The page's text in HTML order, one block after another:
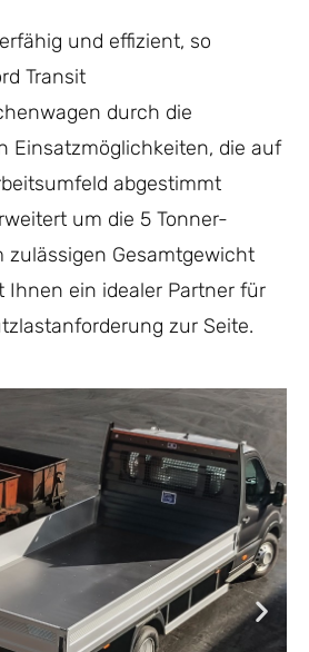
und effizient, so
Transit
durch die
Einsatzmöglichkeiten, die auf
abgestimmt
um die 5 Tonner-
zulässigen Gesamtgewicht
Ihnen ein idealer Partner für
zur Seite.